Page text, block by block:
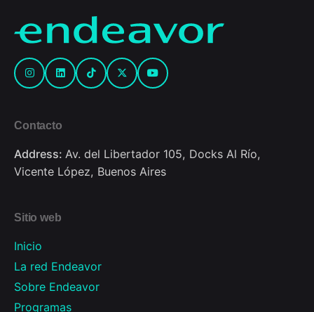
Contacto
Address: Av. del Libertador 105, Docks Al Río,
Vicente López, Buenos Aires
Sitio web
Inicio
La red Endeavor
Sobre Endeavor
Programas